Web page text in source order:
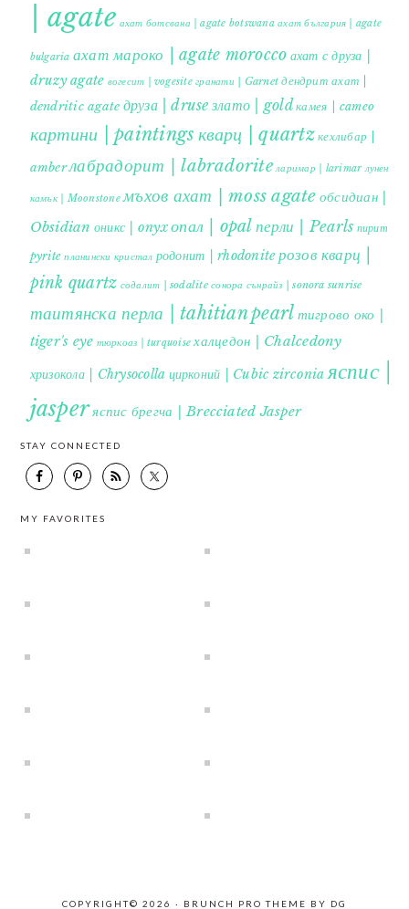
| agate ахат ботсвана | agate botswana ахат българия | agate
bulgaria ахат мароко | agate morocco ахат с друза |
druzy agate вогесит | vogesite гранати | Garnet дендрит ахат |
dendritic agate друза | druse злато | gold камея | cameo
картини | paintings кварц | quartzкехлибар |
amberлабрадорит | labradorite ларимар | larimar лунен
камък | Moonstone мъхов ахат | moss agate обсидиан |
Obsidian оникс | onyxопал | opal перли | Pearls пирит |
pyrite планински кристал родонит | rhodonite розов кварц |
pink quartz содалит | sodalite сонора сънрайз | sonora sunrise
таитянска перла | tahitian pearl тигрово око |
tiger's eye тюркоаз | turquoise халцедон | Chalcedony
хризокола | Chrysocolla цирконий | Cubic zirconia яспис |
jasperяспис брегча | Brecciated Jasper
STAY CONNECTED
MY FAVORITES
COPYRIGHT© 2026 · BRUNCH PRO THEME BY DG